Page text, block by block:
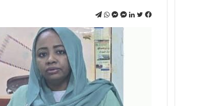
فيسبوك
تويترلينكدإن
ماسنجر
ماسنجرواتساب
تيلقرام